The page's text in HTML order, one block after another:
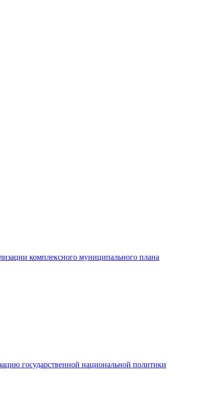
комплексного муниципального плана
государственной национальной политики